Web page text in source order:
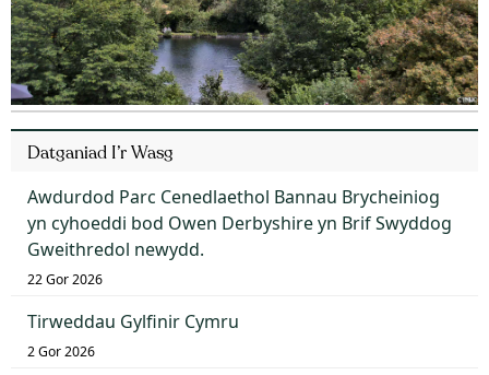
Datganiad I’r Wasg
Awdurdod Parc Cenedlaethol Bannau Brycheiniog
yn cyhoeddi bod Owen Derbyshire yn Brif Swyddog
Gweithredol newydd.
22 Gor 2026
Tirweddau Gylfinir Cymru
2 Gor 2026